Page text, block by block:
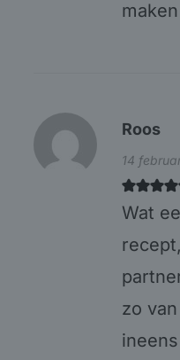
maken
Roos
14
Wat
zo